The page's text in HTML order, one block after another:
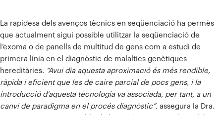
La rapidesa dels avenços tècnics en seqüenciació ha permès
que actualment sigui possible utilitzar la seqüenciació de
l’exoma o de panells de multitud de gens com a estudi de
primera línia en el diagnòstic de malalties genètiques
hereditàries. “Avui dia aquesta aproximació és més rendible,
ràpida i eficient que les de caire parcial de pocs gens, i la
introducció d’aquesta tecnologia va associada, per tant, a un
canvi de paradigma en el procés diagnòstic”, assegura la Dra.